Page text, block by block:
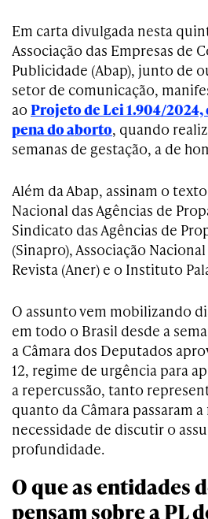
Em carta divulgada nesta
Associação das Empresas de
Publicidade (Abap), junto de
setor de comunicação,
ao Projeto de Lei 1.904/
pena do aborto, quando
semanas de gestação, a de
Além da Abap, assinam o
Nacional das Agências de
Sindicato das Agências de
(Sinapro), Associação
Revista (Aner) e o Instituto
O assunto vem mobilizando
em todo o Brasil desde a
a Câmara dos Deputados
12, regime de urgência para
a repercussão, tanto
quanto da Câmara passaram
necessidade de discutir o
profundidade.
O que as entidades
pensam sobre a PL